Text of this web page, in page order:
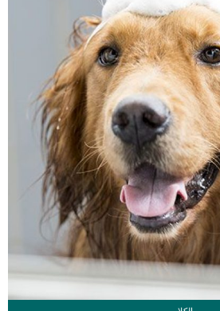
للقطة.يمكن ان يكون التخدير […]